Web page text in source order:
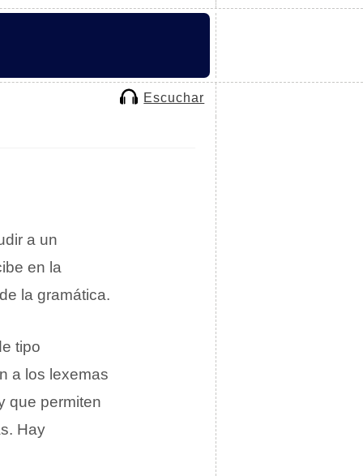
Escuchar
a un
en la
la gramática.
tipo
a los lexemas
que permiten
Hay